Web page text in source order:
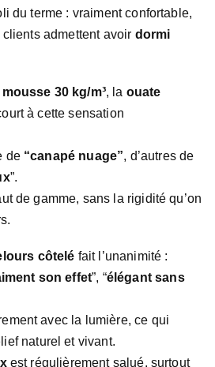
du terme : vraiment confortable,
admettent avoir dormi
mousse 30 kg/m³, la ouate
à cette sensation
de “canapé nuage”, d’autres de
”.
de gamme, sans la rigidité qu’on
côtelé fait l’unanimité :
son effet”, “élégant sans
avec la lumière, ce qui
naturel et vivant.
est régulièrement salué, surtout